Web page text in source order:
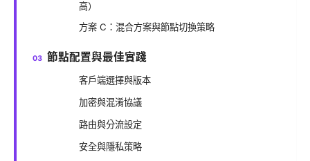
高）
方案 C：混合方案與節點切換策略
節點配置與最佳實踐
客戶端選擇與版本
加密與混淆協議
路由與分流設定
安全與隱私策略